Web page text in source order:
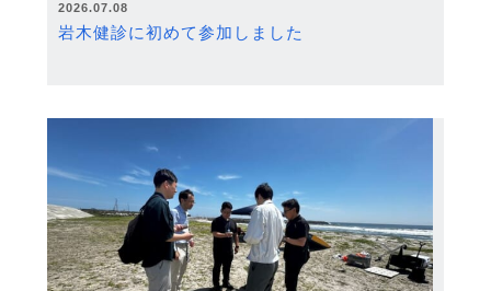
2026.07.08
岩木健診に初めて参加しました